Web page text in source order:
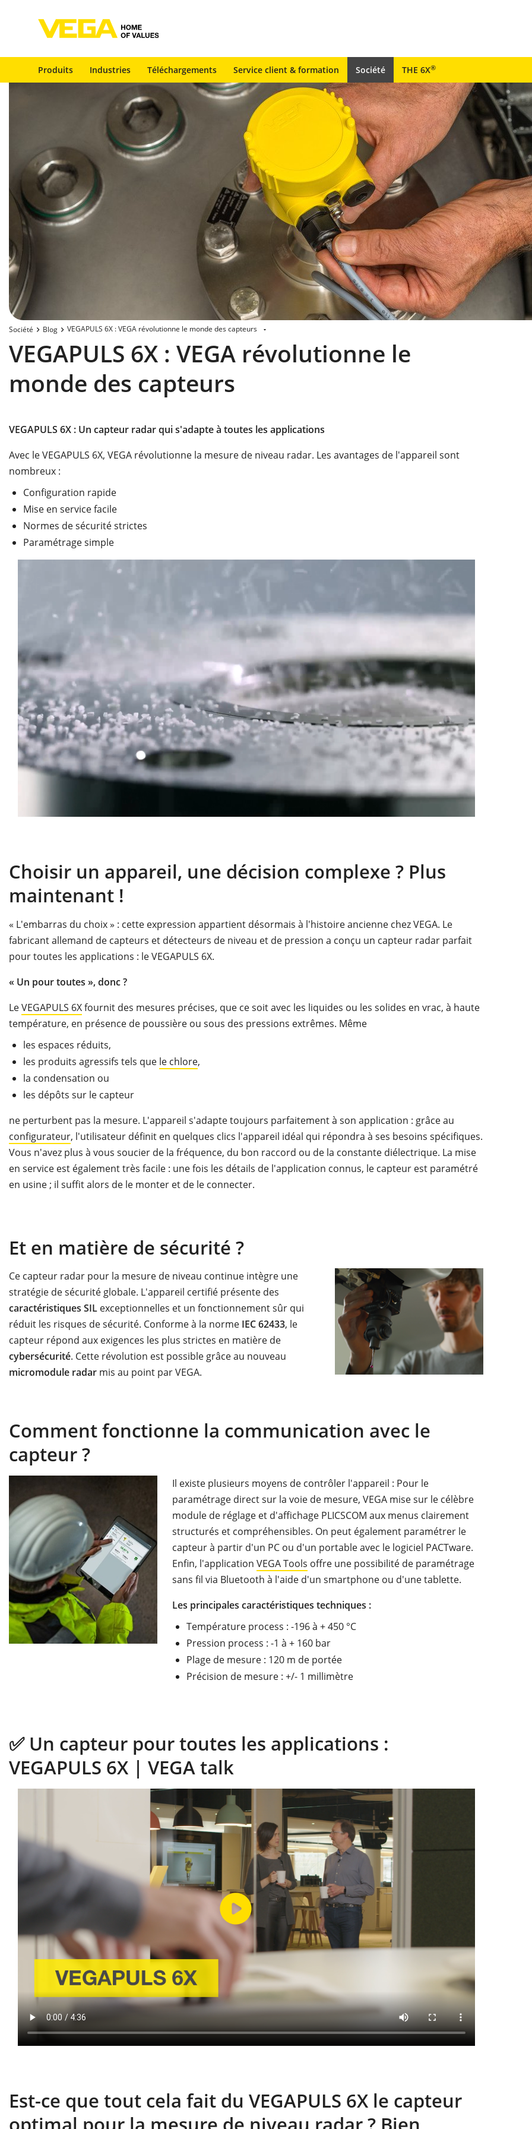
Produits Industries Téléchargements Service client & formation Société THE 6X®
Société Blog VEGAPULS 6X : VEGA révolutionne le monde des capteurs
VEGAPULS 6X : VEGA révolutionne le
monde des capteurs
VEGAPULS 6X : Un capteur radar qui s'adapte à toutes les applications
Avec le VEGAPULS 6X, VEGA révolutionne la mesure de niveau radar. Les avantages de l'appareil sont
nombreux :
Configuration rapide
Mise en service facile
Normes de sécurité strictes
Paramétrage simple
Choisir un appareil, une décision complexe ? Plus
maintenant !
« L'embarras du choix » : cette expression appartient désormais à l'histoire ancienne chez VEGA. Le
fabricant allemand de capteurs et détecteurs de niveau et de pression a conçu un capteur radar parfait
pour toutes les applications : le VEGAPULS 6X.
« Un pour toutes », donc?
LeVEGAPULS 6Xfournit des mesures précises, que ce soit avec les liquides ou les solides en vrac, à haute
température, en présence de poussière ou sous des pressions extrêmes. Même
les espaces réduits,
les produits agressifs tels que le chlore,
la condensation ou
les dépôts sur le capteur
ne perturbent pas la mesure. L'appareil s'adapte toujours parfaitement à son application : grâce au
configurateur, l'utilisateur définit en quelques clics l'appareil idéal qui répondra à ses besoins spécifiques.
Vous n'avez plus à vous soucier de la fréquence, du bon raccord ou de la constante diélectrique. La mise
en service est également très facile : une fois les détails de l'application connus, le capteur est paramétré
en usine ; il suffit alors de le monter et de le connecter.
Et en matière de sécurité ?
Ce capteur radar pour la mesure de niveau continue intègre une
stratégie de sécurité globale. L'appareil certifié présente des
caractéristiques SIL exceptionnelles et un fonctionnement sûr qui
réduit les risques de sécurité. Conforme à la norme IEC62433, le
capteur répond aux exigences les plus strictes en matière de
cybersécurité. Cette révolution est possible grâce au nouveau
micromodule radar mis au point par VEGA.
Comment fonctionne la communication avec le
capteur ?
Il existe plusieurs moyens de contrôler l'appareil : Pour le
paramétrage direct sur la voie de mesure, VEGA mise sur le célèbre
module de réglage et d'affichage PLICSCOM aux menus clairement
structurés et compréhensibles. On peut également paramétrer le
capteur à partir d'un PC ou d'un portable avec le logiciel PACTware.
Enfin, l'application VEGA Tools offre une possibilité de paramétrage
sans fil via Bluetooth à l'aide d'un smartphone ou d'une tablette.
Les principales caractéristiques techniques :
Température process : -196 à + 450 °C
Pression process : -1 à + 160 bar
Plage de mesure : 120 m de portée
Précision de mesure : +/- 1 millimètre
✅ Un capteur pour toutes les applications :
VEGAPULS 6X | VEGA talk
Est-ce que tout cela fait du VEGAPULS 6X le capteur